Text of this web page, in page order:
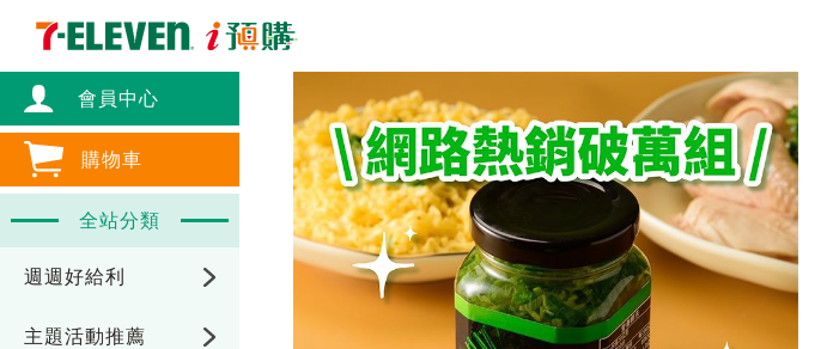
會員中心
購物車
全站分類
週週好給利
主題活動推薦